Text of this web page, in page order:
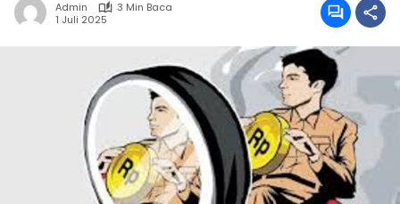
Admin
3 Min Baca
1 Juli 2025